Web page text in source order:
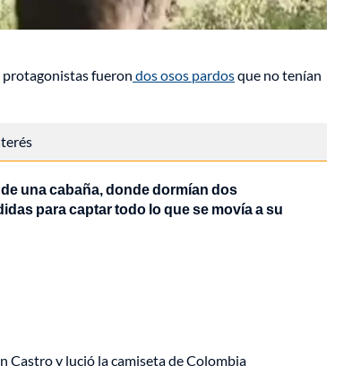
protagonistas fueron dos osos pardosque no tenían
una cabaña, donde dormían dos
para captar todo lo que se movía a su
Castro y lució la camiseta de Colombia